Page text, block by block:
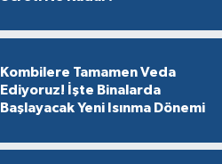
Kombilere Tamamen Veda
Ediyoruz! İşte Binalarda
Başlayacak Yeni Isınma Dönemi